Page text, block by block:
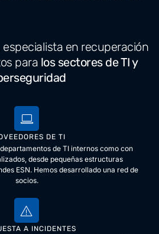
especialista en recuperación
para los sectores de TI y
DE TI
de TI internos como con
desde pequeñas estructuras
ESN. Hemos desarrollado una red de
socios.
A INCIDENTES